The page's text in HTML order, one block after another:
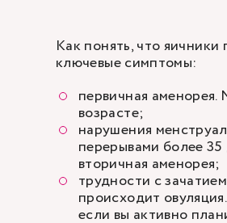
Как понять, что
ключевые симптомы:
первичная
возрасте;
нарушения
перерывами более
вторичная аменорея;
трудности с
происходит
если вы активно